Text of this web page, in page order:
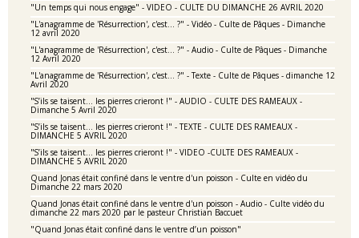
"Un temps qui nous engage" - VIDEO - CULTE DU DIMANCHE 26 AVRIL 2020
"L'anagramme de 'Résurrection', c'est... ?" - Vidéo - Culte de Pâques - Dimanche
12 avril 2020
"L'anagramme de 'Résurrection', c'est... ?" - Audio - Culte de Pâques - Dimanche
12 Avril 2020
"L'anagramme de 'Résurrection', c'est... ?" - Texte - Culte de Pâques - dimanche 12
Avril 2020
"S’ils se taisent… les pierres crieront !" - AUDIO - CULTE DES RAMEAUX -
Dimanche 5 Avril 2020
"S’ils se taisent… les pierres crieront !" - TEXTE - CULTE DES RAMEAUX -
DIMANCHE 5 AVRIL 2020
"S’ils se taisent… les pierres crieront !" - VIDEO -CULTE DES RAMEAUX -
DIMANCHE 5 AVRIL 2020
Quand Jonas était confiné dans le ventre d'un poisson - Culte en vidéo du
Dimanche 22 mars 2020
Quand Jonas était confiné dans le ventre d'un poisson - Audio - Culte vidéo du
dimanche 22 mars 2020 par le pasteur Christian Baccuet
"Quand Jonas était confiné dans le ventre d’un poisson"